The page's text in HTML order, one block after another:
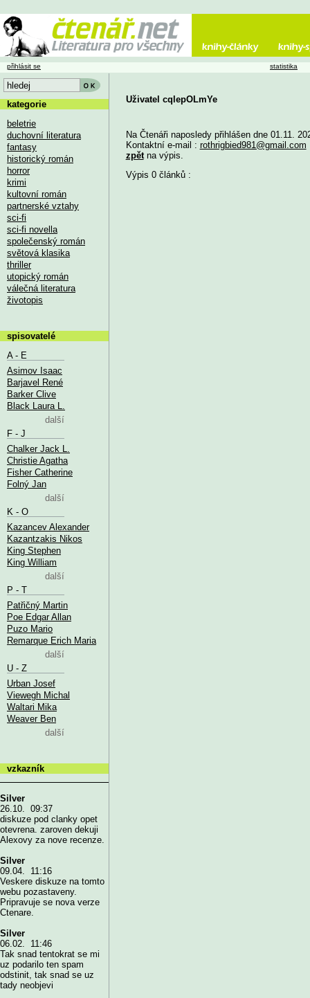
Uživatel cqlepOLmYe
Na Čtenáři naposledy přihlášen dne 01.11.
Kontaktní e-mail : rothrigbied981@gmail.com
zpětna výpis.
Výpis 0 článků :
přihlásit se statistika
kategorie
beletrie
duchovní literatura
fantasy
historický román
horror
krimi
kultovní román
partnerské vztahy
sci-fi
sci-fi novella
společenský román
světová klasika
thriller
utopický román
válečná literatura
životopis
spisovatelé
A - E
Asimov Isaac
Barjavel René
Barker Clive
Black Laura L.
další
F - J
Chalker Jack L.
Christie Agatha
Fisher Catherine
Folný Jan
další
K - O
Kazancev Alexander
Kazantzakis Nikos
King Stephen
King William
další
P - T
Patřičný Martin
Poe Edgar Allan
Puzo Mario
Remarque Erich Maria
další
U - Z
Urban Josef
Viewegh Michal
Waltari Mika
Weaver Ben
další
vzkazník
Silver
26.10. 09:37
diskuze pod clanky opet
otevrena. zaroven dekuji
Alexovy za nove recenze.
Silver
09.04. 11:16
Veskere diskuze na tomto
webu pozastaveny.
Pripravuje se nova verze
Ctenare.
Silver
06.02. 11:46
Tak snad tentokrat se mi
uz podarilo ten spam
odstinit, tak snad se uz
tady neobjevi